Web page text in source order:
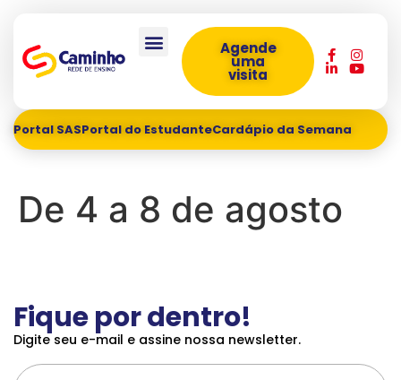
Agende
uma
visita
Portal SASPortal do EstudanteCardápio da Semana
De 4 a 8 de agosto
Fique por dentro!
Digite seu e-mail e assine nossa newsletter.